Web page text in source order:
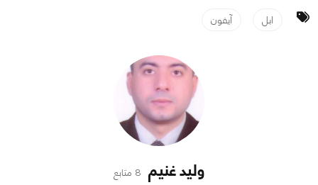
ابل آيفون
وليد غنيم 8 متابع